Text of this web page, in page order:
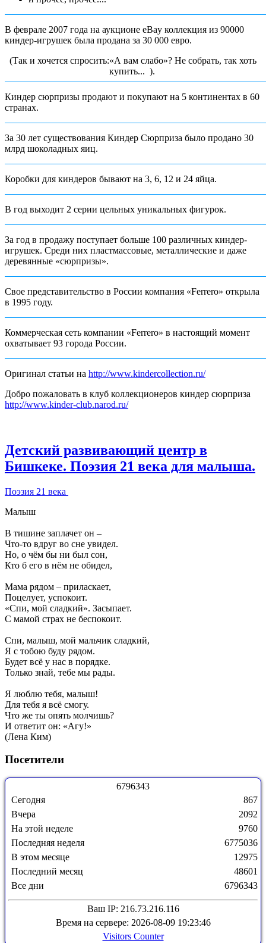
В феврале 2007 года на аукционе eBay коллекция из 90000
киндер-игрушек была продана за 30 000 евро.
(Так и хочется спросить:«А вам слабо»? Не собрать, так хоть
купить... ).
Киндер сюрпризы продают и покупают на 5 континентах в 60
странах.
За 30 лет существования Киндер Сюрприза было продано 30
млрд шоколадных яиц.
Коробки для киндеров бывают на 3, 6, 12 и 24 яйца.
В год выходит 2 серии цельных уникальных фигурок.
За год в продажу поступает больше 100 различных киндер-
игрушек. Среди них пластмассовые, металлические и даже
деревянные «сюрпризы».
Свое представительство в России компания «Ferrero» открыла
в 1995 году.
Коммерческая сеть компании «Ferrero» в настоящий момент
охватывает 93 города России.
Оригинал статьи на http://www.kindercollection.ru/
Добро пожаловать в клуб коллекционеров киндер сюрприза
http://www.kinder-club.narod.ru/
Детский развивающий центр в
Бишкеке. Поэзия 21 века для малыша.
Поэзия 21 века
Малыш
В тишине заплачет он –
Что-то вдруг во сне увидел.
Но, о чём бы ни был сон,
Кто б его в нём не обидел,
Мама рядом – приласкает,
Поцелует, успокоит.
«Спи, мой сладкий». Засыпает.
С мамой страх не беспокоит.
Спи, малыш, мой мальчик сладкий,
Я с тобою буду рядом.
Будет всё у нас в порядке.
Только знай, тебе мы рады.
Я люблю тебя, малыш!
Для тебя я всё смогу.
Что же ты опять молчишь?
И ответит он: «Агу!»
(Лена Ким)
Посетители
6796343
Сегодня
Вчера
На этой неделе
Последняя неделя
В этом месяце
Последний месяц
Все дни
867
2092
9760
6775036
12975
48601
6796343
Ваш IP: 216.73.216.116
Время на сервере: 2026-08-09 19:23:46
Visitors Counter